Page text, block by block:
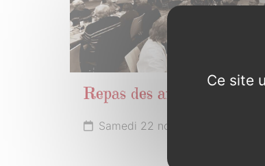
Repas des anciens
Samedi 22 novembre 2025
Ce site